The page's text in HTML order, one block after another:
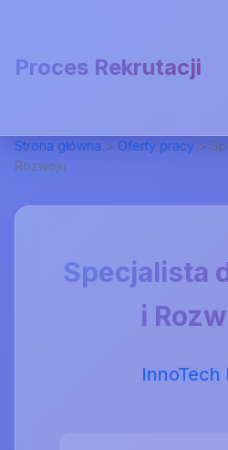
Proces Rekrutacji
Strona główna > Oferty pracy >
Rozwoju
Specjalista
i
InnoTech